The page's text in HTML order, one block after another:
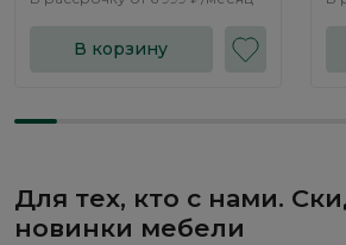
В корзину
Для тех, кто с нами.
новинки мебели